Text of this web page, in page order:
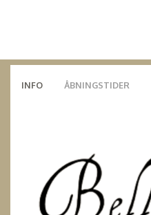
INFO ÅBNINGSTIDER